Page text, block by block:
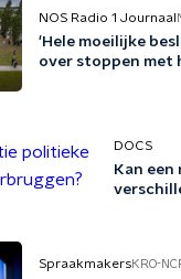
NOS Radio 1 Journaal
'Hele moeilijke
over stoppen met
DOCS
Kan
SpraakmakersKRO-